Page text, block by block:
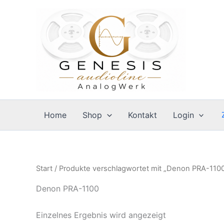
Home Shop Kontakt Login
Start / Produkte verschlagwortet mit „Denon PRA-
Denon PRA-1100
Einzelnes Ergebnis wird angezeigt